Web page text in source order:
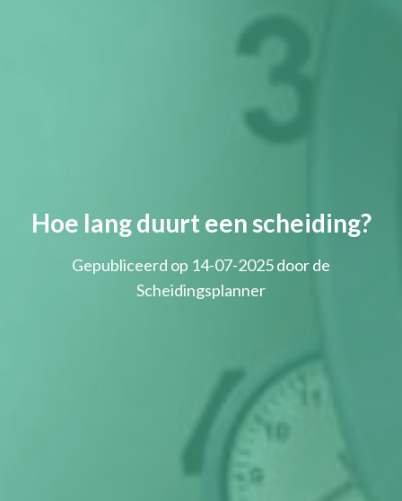
Hoe lang duurt een scheiding?
Gepubliceerd op 14-07-2025 door de
Scheidingsplanner